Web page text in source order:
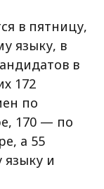
в пятницу,
языку, в
в
172
по
170 — по
а 55
и